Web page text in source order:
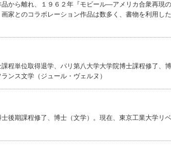
から離れ、１９６２年『モビール―アメリカ合衆再現
家とのコラボレーション作品は数多く、書物を利用し
程単位取得退学、パリ第八大学大学院博士課程修了、
ンス文学（ジュール・ヴェルヌ）
後期課程修了、博士（文学）。現在、東京工業大学リ